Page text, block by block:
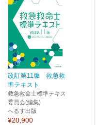
改訂第11版 救急救命士標
準テキスト
救急救命士標準テキスト編集
委員会(編集)
へるす出版
¥20,900